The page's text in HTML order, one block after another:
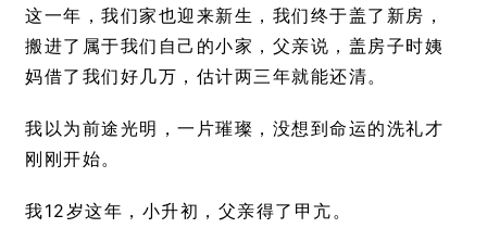
这一年，我们家也迎来新生，我们终于盖了新房，
搬进了属于我们自己的小家，父亲说，盖房子时姨
妈借了我们好几万，估计两三年就能还清。
我以为前途光明，一片璀璨，没想到命运的洗礼才
刚刚开始。
我12岁这年，小升初，父亲得了甲亢。